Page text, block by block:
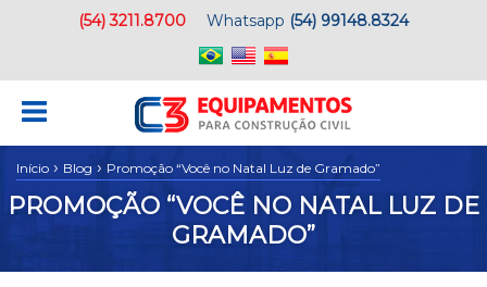
(54) 3211.8700 Whatsapp (54) 99148.8324
Início › Blog › Promoção “Você no Natal Luz de Gramado”
PROMOÇÃO “VOCÊ NO NATAL LUZ DE
GRAMADO”